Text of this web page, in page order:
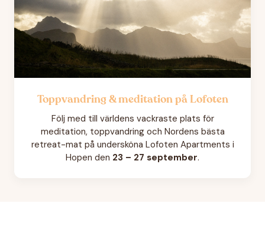
Toppvandring & meditation på Lofoten
Följ med till världens vackraste plats för
meditation, toppvandring och Nordens bästa
retreat-mat på undersköna Lofoten Apartments i
Hopen den 23 – 27 september.